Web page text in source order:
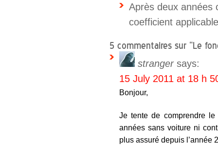
Après deux années
coefficient
5 commentaires sur “Le
stranger says:
15 July 2011 at 18 h
Bonjour,
Je tente de comprendre
années sans voiture ni
plus assuré depuis l’année